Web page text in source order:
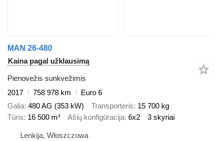
MAN 26-480
Kaina pagal užklausimą
Pienovežis sunkvežimis
2017
758 978 km
Euro 6
Galia 480 AG (353 kW) Transporteris 15 700 kg
Tūris 16 500 m³ Ašių konfigūracija 6x2 3 skyriai
Lenkija, Włoszczowa